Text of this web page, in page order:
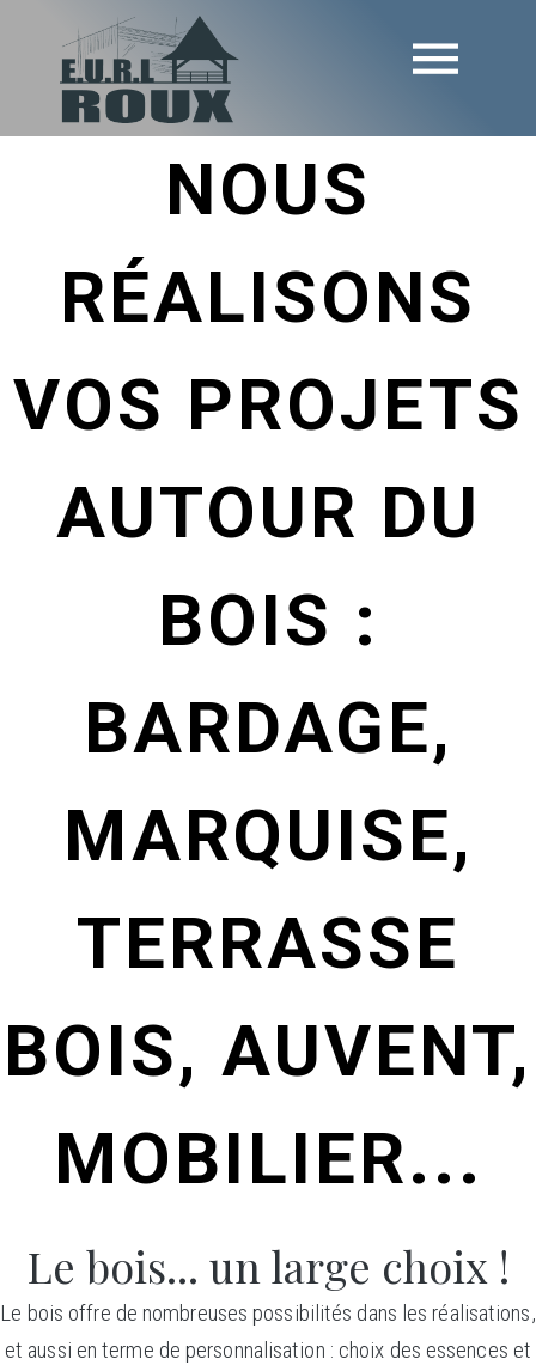
NOUS
RÉALISONS
VOS PROJETS
AUTOUR DU
BOIS :
BARDAGE,
MARQUISE,
TERRASSE
BOIS, AUVENT,
MOBILIER...
Le bois... un large choix !
Le bois offre de nombreuses possibilités dans les réalisations,
et aussi en terme de personnalisation : choix des essences et